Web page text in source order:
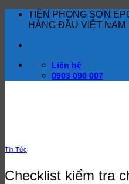
dung
TIÊN PHONG SƠN
HÀNG ĐẦU VIỆT NAM
Liên hệ
0903 090 007
Tin Tức
Checklist kiểm tra